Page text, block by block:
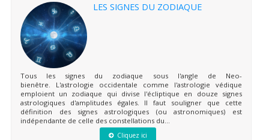
LES SIGNES DU ZODIAQUE
Tous les signes du zodiaque sous l'angle de Neo-
bienêtre. L'astrologie occidentale comme l'astrologie védique
emploient un zodiaque qui divise l'écliptique en douze signes
astrologiques d'amplitudes égales. Il faut souligner que cette
définition des signes astrologiques (ou astronomiques) est
indépendante de celle des constellations du...
Cliquez ici